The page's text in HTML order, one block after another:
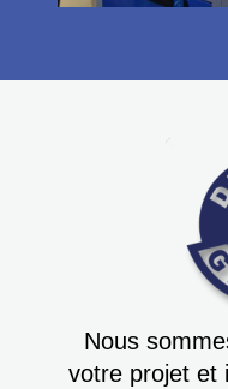
Nous
votre projet et